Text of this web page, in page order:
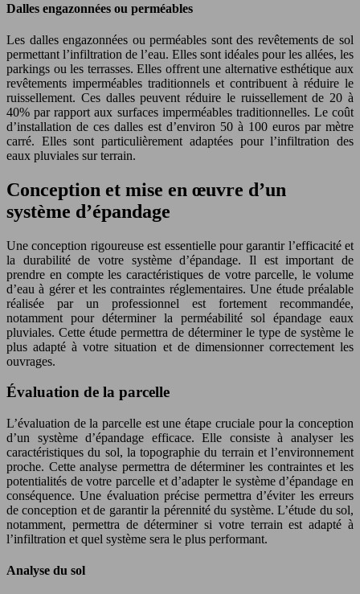
Dalles engazonnées ou perméables
Les dalles engazonnées ou perméables sont des revêtements de sol
permettant l’infiltration de l’eau. Elles sont idéales pour les allées, les
parkings ou les terrasses. Elles offrent une alternative esthétique aux
revêtements imperméables traditionnels et contribuent à réduire le
ruissellement. Ces dalles peuvent réduire le ruissellement de 20 à
40% par rapport aux surfaces imperméables traditionnelles. Le coût
d’installation de ces dalles est d’environ 50 à 100 euros par mètre
carré. Elles sont particulièrement adaptées pour l’infiltration des
eaux pluviales sur terrain.
Conception et mise en œuvre d’un
système d’épandage
Une conception rigoureuse est essentielle pour garantir l’efficacité et
la durabilité de votre système d’épandage. Il est important de
prendre en compte les caractéristiques de votre parcelle, le volume
d’eau à gérer et les contraintes réglementaires. Une étude préalable
réalisée par un professionnel est fortement recommandée,
notamment pour déterminer la perméabilité sol épandage eaux
pluviales. Cette étude permettra de déterminer le type de système le
plus adapté à votre situation et de dimensionner correctement les
ouvrages.
Évaluation de la parcelle
L’évaluation de la parcelle est une étape cruciale pour la conception
d’un système d’épandage efficace. Elle consiste à analyser les
caractéristiques du sol, la topographie du terrain et l’environnement
proche. Cette analyse permettra de déterminer les contraintes et les
potentialités de votre parcelle et d’adapter le système d’épandage en
conséquence. Une évaluation précise permettra d’éviter les erreurs
de conception et de garantir la pérennité du système. L’étude du sol,
notamment, permettra de déterminer si votre terrain est adapté à
l’infiltration et quel système sera le plus performant.
Analyse du sol